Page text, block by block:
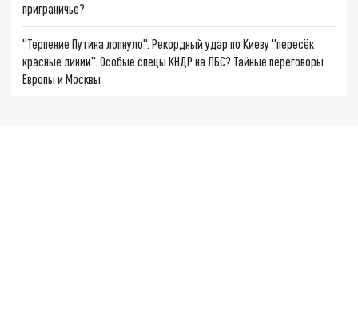
приграничье?
"Терпение Путина лопнуло". Рекордный удар по Киеву "пересёк
красные линии". Особые спецы КНДР на ЛБС? Тайные переговоры
Европы и Москвы